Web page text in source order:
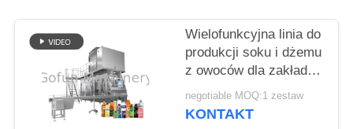
SPRAWY
POPROSIĆ
WYCENĘ
Wielofunkcyjna linia do
produkcji soku i dżemu
z owoców dla zakładów
przetwórstwa marchwi
negotiable MOQ:1 zestaw
KONTAKT